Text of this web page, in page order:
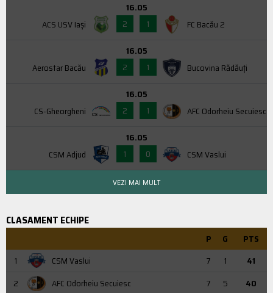
ACS USV Iaşi
16.05
2
1 FC Bacău 2
Aerostar Bacău
16.05
2
1 Bucovina Rădăuți
CS-Gheorgheni
16.05
2
1 AFC Odorheiu Secuiesc
CSM Adjud
16.05
1
0 CSM Vaslui
VEZI MAI MULT
CLASAMENT ECHIPE
P G
PTS
1
CSM Vaslui 7 1
41
2
AFC Odorheiu Secuiesc 7 5
40